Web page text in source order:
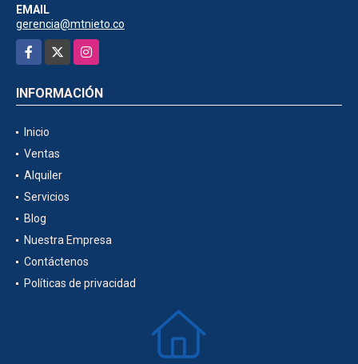
EMAIL
gerencia@mtnieto.co
Facebook
Instagram
INFORMACIÓN
Inicio
Ventas
Alquiler
Servicios
Blog
Nuestra Empresa
Contáctenos
Políticas de privacidad